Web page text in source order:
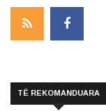
TË REKOMANDUARA